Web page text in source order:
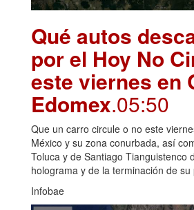
Qué autos
por el Hoy No
este viernes en
Edomex.05:50
Que un carro circule o no este
México y su zona conurbada, así
Toluca y de Santiago Tianguistenco
holograma y de la terminación de su
Infobae